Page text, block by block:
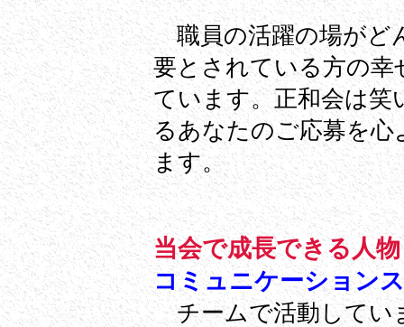
職員の活躍の場がど
要とされている方の幸
ています。正和会は笑
るあなたのご応募を
ます。
当会で成長できる人
コミュニケーション
チームで活動してい